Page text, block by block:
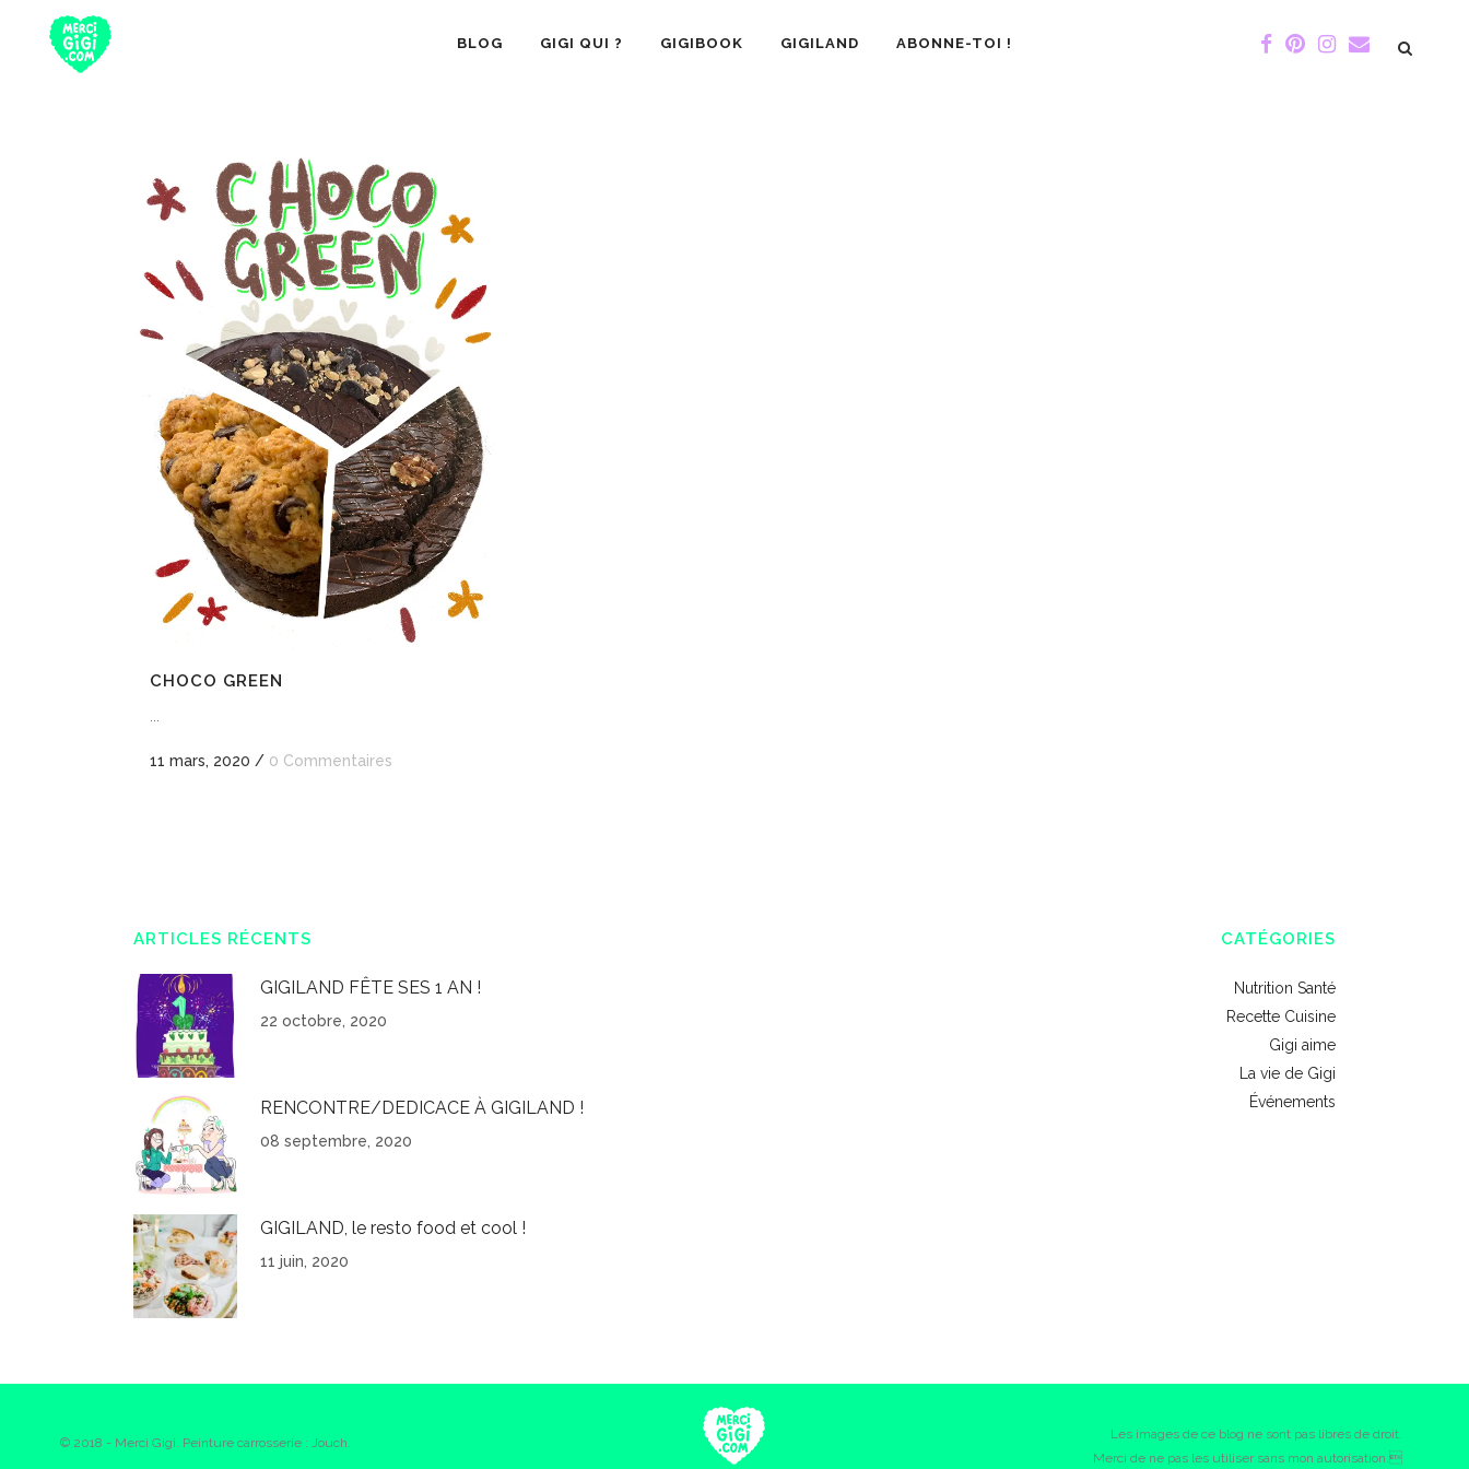
BLOG GIGI QUI ? GIGIBOOK GIGILAND ABONNE-TOI !
CHOCO GREEN
11 mars, 2020 / 0 Commentaires
ARTICLES RÉCENTS
GIGILAND FÊTE SES 1 AN !
22 octobre, 2020
RENCONTRE/DEDICACE À GIGILAND !
08 septembre, 2020
GIGILAND, le resto food et cool !
11 juin, 2020
CATÉGORIES
Nutrition Santé
Recette Cuisine
Gigi aime
La vie de Gigi
Événements
© 2018 - Merci Gigi. Peinture carrosserie : Jouch.
Les images de ce blog ne sont pas libres de droit.
Merci de ne pas les utiliser sans mon autorisation.